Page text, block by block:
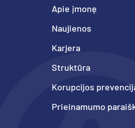
Apie įmonę
Naujienos
Karjera
Struktūra
Korupcijos
Prieinamumo